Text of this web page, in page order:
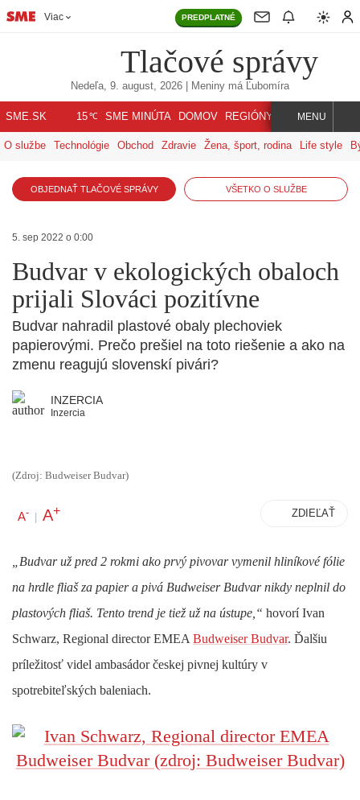
Viac PREDPLATNÉ
Tlačové správy
Nedeľa, 9. august, 2026 | Meniny má Ľubomíra
SME.SK 15℃ SME MINÚTA DOMOV REGIÓNY INDEX SVET
MENU
O službe Technológie Obchod Zdravie Žena, šport, rodina Life style
OBJEDNAŤ TLAČOVÉ SPRÁVY VŠETKO O SLUŽBE
5. sep 2022 o 0:00
Budvar v ekologických obaloch
prijali Slováci pozitívne
Budvar nahradil plastové obaly plechoviek
papierovými. Prečo prešiel na toto riešenie a ako na
zmenu reagujú slovenskí pivári?
INZERCIA
Inzercia
(Zdroj: Budweiser Budvar)
A- | A+ ZDIEĽAŤ
„Budvar už pred 2 rokmi ako prvý pivovarvymenil hliníkové fólie
na hrdle fliaš za papier a pivá Budweiser Budvar nikdy neplnil do
plastových fliaš. Tento trend je tiež už na ústupe,“ hovoríIvan
Schwarz, Regional director EMEA Budweiser Budvar. Ďalšiu
príležitosť videl ambasádor českej pivnej kultúry v
spotrebiteľských baleniach.